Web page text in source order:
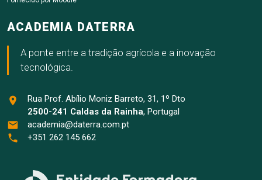
ACADEMIA DATERRA
A ponte entre a tradição agrícola e a inovação
tecnológica.
Rua Prof. Abílio Moniz Barreto, 31, 1º Dto
2500-241 Caldas da Rainha, Portugal
academia@daterra.com.pt
+351 262 145 662